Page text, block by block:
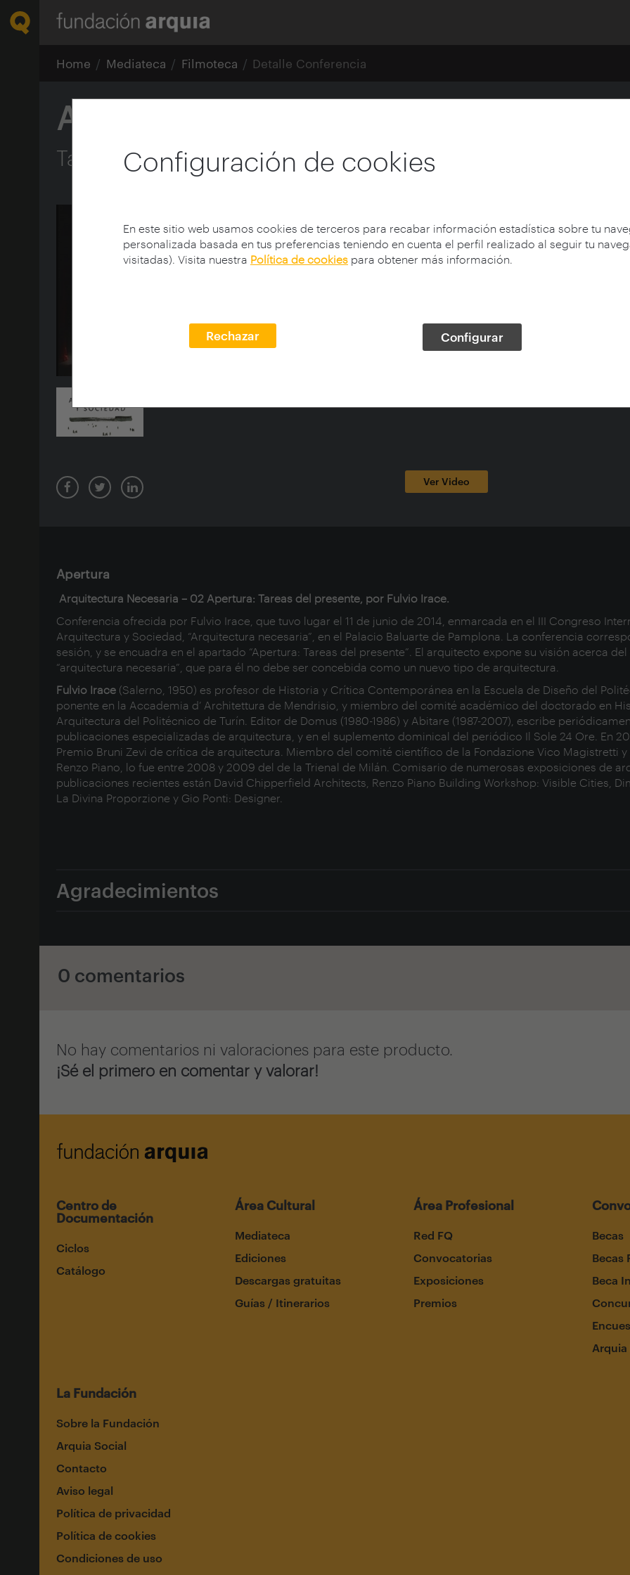
Configuración de cookies
En este sitio web usamos cookies de terceros para recabar información estadística sobre tu
personalizada basada en tus preferencias teniendo en cuenta el perfil realizado al seguir tu
visitadas). Visita nuestra Política de cookies para obtener más información.
Rechazar Configurar
Home Mediateca Filmoteca Detalle Conferencia
Apertura
Tareas del presente, por Fulvio Irace
Lugar: Pamplona / ESPAÑA
Fecha: 11/06/2014
Tipología: Seminarios y Congresos
Tema: Conferencias, Arquitectos -- Italia,
Congresos
Idioma V.O.: Inglés
Ver Video
Apertura
Arquitectura Necesaria – 02 Apertura: Tareas del presente, por Fulvio Irace.
Conferencia ofrecida por Fulvio Irace, que tuvo lugar el 11 de junio de 2014, enmarcada en el III Congreso
Arquitectura y Sociedad, “Arquitectura necesaria”, en el Palacio Baluarte de Pamplona. La conferencia
sesión, y se encuadra en el apartado “Apertura: Tareas del presente”. El arquitecto expone su visión acerca
“arquitectura necesaria”, que para él no debe ser concebida como un nuevo tipo de arquitectura.
Fulvio Irace (Salerno, 1950) es profesor de Historia y Crítica Contemporánea en la Escuela de Diseño del
ponente en la Accademia d’ Architettura de Mendrisio, y miembro del comité académico del doctorado en
Arquitectura del Politécnico de Turín. Editor de Domus (1980-1986) y Abitare (1987-2007), escribe
publicaciones especializadas de arquitectura, y en el suplemento dominical del periódico Il Sole 24 Ore. En
Premio Bruni Zevi de crítica de arquitectura. Miembro del comité científico de la Fondazione Vico Magistretti y
Renzo Piano, lo fue entre 2008 y 2009 del de la Trienal de Milán. Comisario de numerosas exposiciones de
publicaciones recientes están David Chipperfield Architects, Renzo Piano Building Workshop: Visible Cities,
La Divina Proporzione y Gio Ponti: Designer.
Agradecimientos
0 comentarios
No hay comentarios ni valoraciones para este producto.
¡Sé el primero en comentar y valorar!
Centro de
Documentación
Ciclos
Catálogo
Área Cultural
Mediateca
Ediciones
Descargas gratuitas
Guías / Itinerarios
Área Profesional
Red FQ
Convocatorias
Exposiciones
Premios
Becas
Becas
Beca
Arquia
La Fundación
Sobre la Fundación
Arquia Social
Contacto
Aviso legal
Política de privacidad
Política de cookies
Condiciones de uso